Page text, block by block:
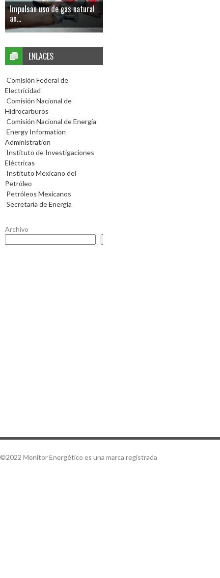
Impulsan uso de gas natural
an...
ENLACES
Comisión Federal de
Electricidad
Comisión Nacional de
Hidrocarburos
Comisión Nacional de Energía
Energy Information
Administration
Instituto de Investigaciones
Eléctricas
Instituto Mexicano del
Petróleo
Petróleos Mexicanos
Secretaría de Energía
Archivo
©2022 Monitor Energético es una marca registrada